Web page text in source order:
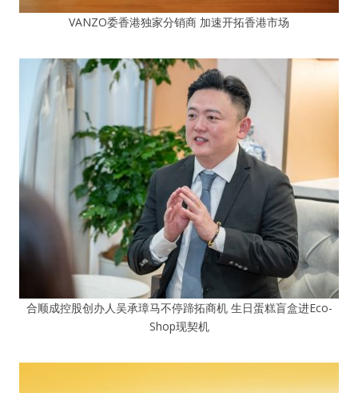
VANZO委香港独家分销商 加速开拓香港市场
合顺成控股创办人吴承璋马不停蹄拓商机 生日蛋糕盲盒进Eco-
Shop现契机